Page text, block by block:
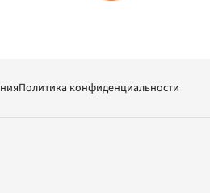
Политика конфиденциальности